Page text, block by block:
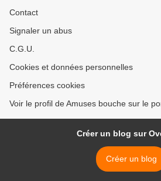
Contact
Signaler un abus
C.G.U.
Cookies et données personnelles
Préférences cookies
Voir le profil de Amuses bouche sur le
Créer un blog sur
Créer un blog